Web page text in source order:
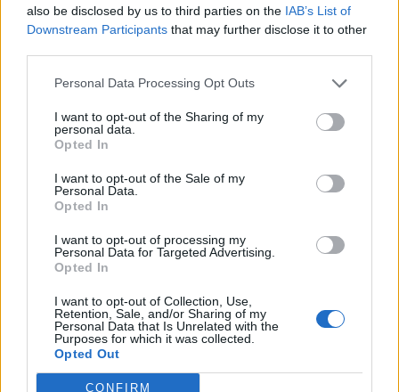
also be disclosed by us to third parties on the IAB’s List of
Downstream Participants that may further disclose it to other
Personal Data Processing Opt Outs
I want to opt-out of the Sharing of my
personal data.
Opted In
I want to opt-out of the Sale of my
Personal Data.
Opted In
I want to opt-out of processing my
Personal Data for Targeted Advertising.
Opted In
I want to opt-out of Collection, Use,
Retention, Sale, and/or Sharing of my
Personal Data that Is Unrelated with the
Purposes for which it was collected.
Opted Out
CONFIRM
Castelletto Ticino e Sesto Calende
rinnovano il “gemellaggio”
dell’Assunta